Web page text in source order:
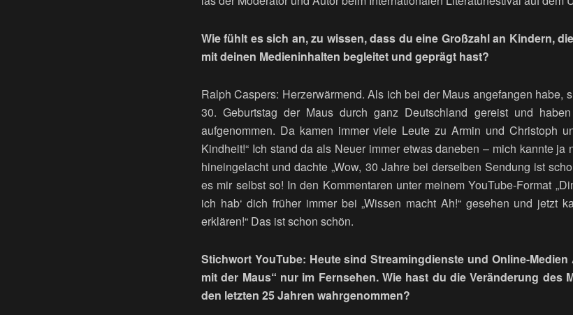
Wie fühlt es sich an, zu wissen, dass du eine Großzahl an Kindern,
mit deinen Medieninhalten begleitet und geprägt hast?
Ralph Caspers: Herzerwärmend. Als ich bei der Maus angefangen habe,
30. Geburtstag der Maus durch ganz Deutschland gereist und
aufgenommen. Da kamen immer viele Leute zu Armin und Christoph
Kindheit!“ Ich stand da als Neuer immer etwas daneben – mich kannte
hineingelacht und dachte „Wow, 30 Jahre bei derselben Sendung ist
es mir selbst so! In den Kommentaren unter meinem YouTube-Format
ich hab‘ dich früher immer bei „Wissen macht Ah!“ gesehen und jetzt
erklären!“ Das ist schon schön.
Stichwort YouTube: Heute sind Streamingdienste und Online-
mit der Maus“ nur im Fernsehen. Wie hast du die Veränderung des
den letzten 25 Jahren wahrgenommen?